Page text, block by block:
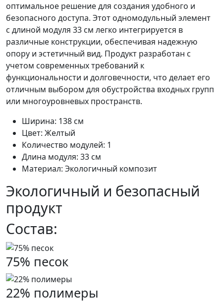
оптимальное решение для создания удобного и
безопасного доступа. Этот одномодульный элемент
с длиной модуля 33 см легко интегрируется в
различные конструкции, обеспечивая надежную
опору и эстетичный вид. Продукт разработан с
учетом современных требований к
функциональности и долговечности, что делает его
отличным выбором для обустройства входных групп
или многоуровневых пространств.
Ширина: 138 см
Цвет: Желтый
Количество модулей: 1
Длина модуля: 33 см
Материал: Экологичный композит
Экологичный и безопасный
продукт
Состав:
75% песок
22% полимеры